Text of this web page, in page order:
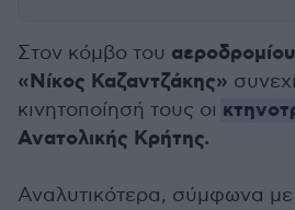
Στον κόμβο του αεροδρομίου
«Νίκος Καζαντζάκης»
κινητοποίησή τους οι
Ανατολικής Κρήτης.
Αναλυτικότερα, σύμφωνα με